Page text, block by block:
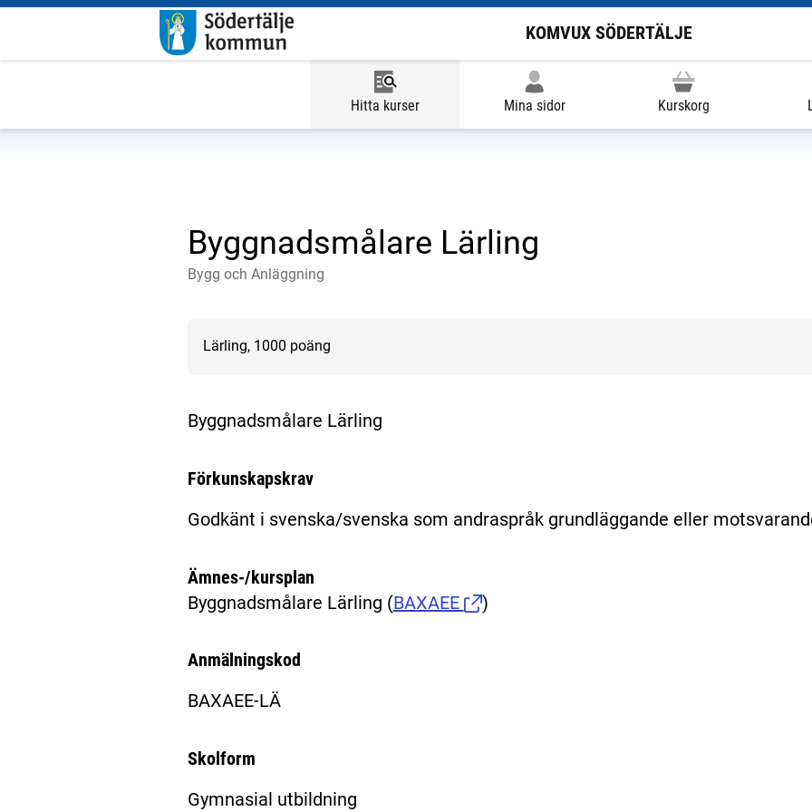
KOMVUX SÖDERTÄLJE
Hitta kurser Mina sidor Kurskorg
Byggnadsmålare Lärling
Bygg och Anläggning
Lärling, 1000 poäng
Byggnadsmålare Lärling
Förkunskapskrav
Godkänt i svenska/svenska som andraspråk grundläggande eller
Ämnes-/kursplan
Byggnadsmålare Lärling (BAXAEE )
Anmälningskod
BAXAEE-LÄ
Skolform
Gymnasial utbildning